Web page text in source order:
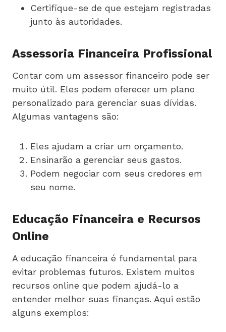
Certifique-se de que estejam registradas
junto às autoridades.
Assessoria Financeira Profissional
Contar com um assessor financeiro pode ser
muito útil. Eles podem oferecer um plano
personalizado para gerenciar suas dívidas.
Algumas vantagens são:
Eles ajudam a criar um orçamento.
Ensinarão a gerenciar seus gastos.
Podem negociar com seus credores em
seu nome.
Educação Financeira e Recursos
Online
A educação financeira é fundamental para
evitar problemas futuros. Existem muitos
recursos online que podem ajudá-lo a
entender melhor suas finanças. Aqui estão
alguns exemplos: